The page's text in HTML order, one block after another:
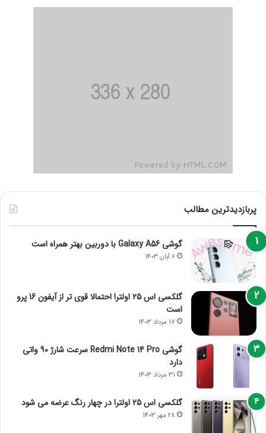
پربازدیدترین مطالب
گوشی Galaxy A56 با دوربین بهتر همراه است
6 آبان 1403
گلکسی اس 25 اولترا احتمالا قوی تر از آیفون 16 پرو
است
17 مرداد 1403
گوشی Redmi Note 14 Pro سرعت شارژ 90 واتی
دارد
31 مرداد 1403
گلکسی اس 25 اولترا در چهار رنگ عرضه می شود
28 مهر 1403